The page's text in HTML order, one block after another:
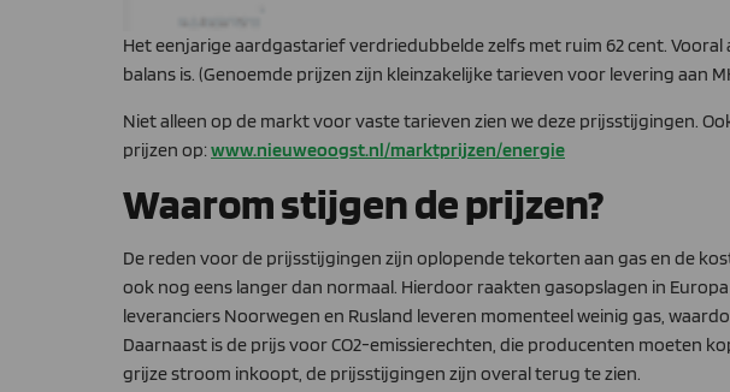
Het eenjarige aardgastarief verdriedubbelde zelfs met ruim 62 cent.
balans is. (Genoemde prijzen zijn kleinzakelijke tarieven voor levering aan
Niet alleen op de markt voor vaste tarieven zien we deze prijsstijgingen.
prijzen op:www.nieuweoogst.nl/marktprijzen/energie
Waarom stijgen de prijzen?
De reden voor de prijsstijgingen zijn oplopende tekorten aan gas en de
ook nog eens langer dan normaal. Hierdoor raakten gasopslagen in
leveranciers Noorwegen en Rusland leveren momenteel weinig gas,
Daarnaast is de prijs voor CO2-emissierechten, die producenten moeten
grijze stroom inkoopt, de prijsstijgingen zijn overal terug te zien.